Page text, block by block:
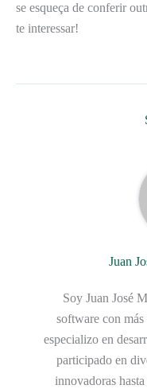
se esqueça de conferir
te interessar!
Juan
Soy Juan José
software con
especializo en
participado en
innovadoras